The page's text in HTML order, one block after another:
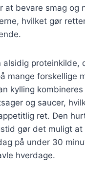
at bevare smag og
hvilket gør
alsidig proteinkilde,
mange forskellige
kylling kombineres
og saucer,
ret. Den
gør det muligt at
på under 30
hverdage.